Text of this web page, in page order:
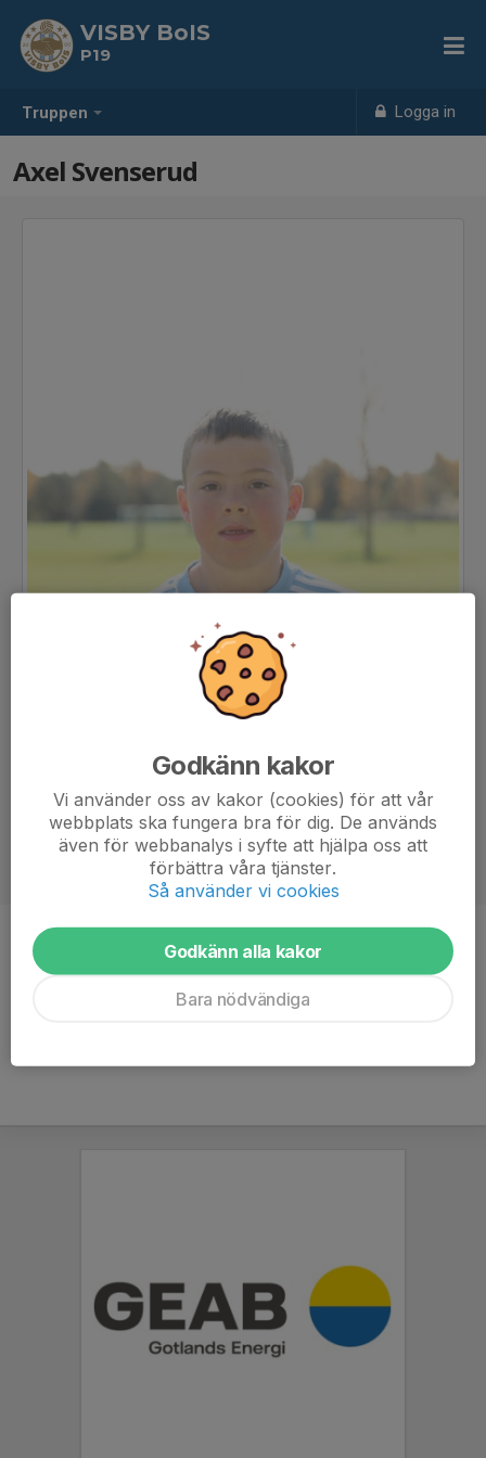
Truppen Logga in
VISBY BoIS
P19
Axel Svenserud
Position
-
Ålder
7 år
Godkänn kakor
Vi använder oss av kakor (cookies) för att vår
webbplats ska fungera bra för dig. De används
även för webbanalys i syfte att hjälpa oss att
förbättra våra tjänster.
Så använder vi cookies
Godkänn alla kakor
Bara nödvändiga